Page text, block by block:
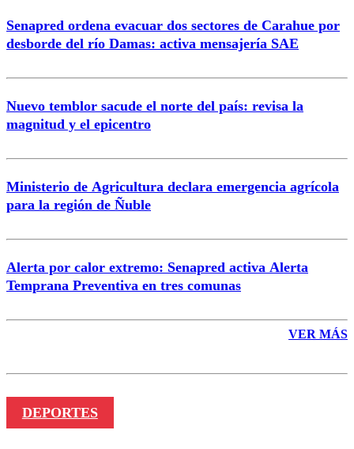
Correo
Senapred ordena evacuar dos sectores de Carahue por
desborde del río Damas: activa mensajería SAE
Nuevo temblor sacude el norte del país: revisa la
magnitud y el epicentro
Ministerio de Agricultura declara emergencia agrícola
para la región de Ñuble
Alerta por calor extremo: Senapred activa Alerta
Temprana Preventiva en tres comunas
VER MÁS
DEPORTES